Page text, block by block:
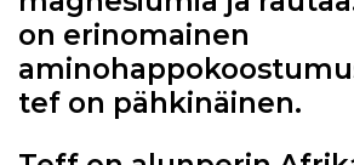
on erinomainen
tef on pähkinäinen.